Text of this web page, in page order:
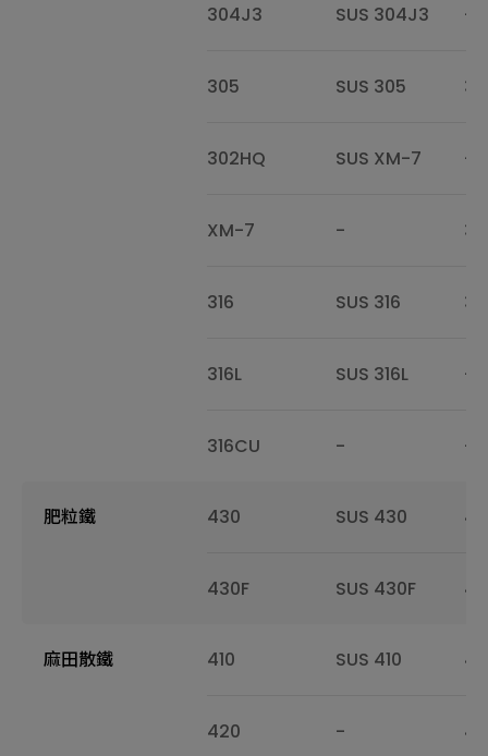
304J3 SUS 304J3 -
305 SUS 305
302HQ SUS XM-7 -
XM-7 -
316 SUS 316
316L SUS 316L -
316CU - -
肥粒鐵 430 SUS 430
430F SUS 430F
麻田散鐵 410 SUS 410
420 -